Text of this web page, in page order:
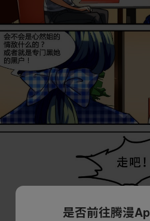
是否前往腾漫